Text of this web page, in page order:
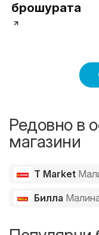
брошурата
Редовно в
магазини
T Market
Билла